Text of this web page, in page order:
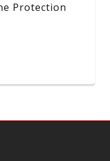
Protection